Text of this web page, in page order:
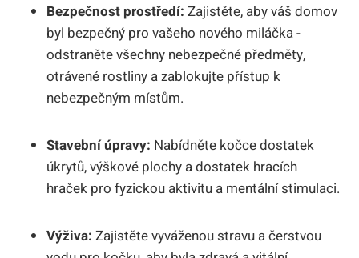
Bezpečnost‍ prostředí: Zajistěte, aby váš domov
byl bezpečný pro vašeho nového miláčka ​-
odstraněte všechny nebezpečné předměty,⁣
otrávené‌ rostliny​ a zablokujte přístup k
⁤nebezpečným místům.
Stavební‌ úpravy: Nabídněte kočce dostatek
úkrytů, výškové plochy a dostatek ⁤hracích
hraček pro fyzickou aktivitu ⁣a‍ mentální stimulaci.
Výživa: ⁤Zajistěte vyváženou stravu a čerstvou